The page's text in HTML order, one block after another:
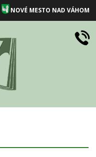
NOVÉ MESTO NAD VÁHOM